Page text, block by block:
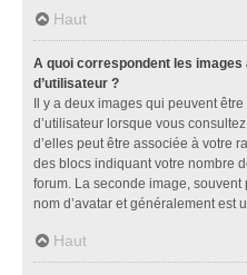
Haut
A quoi correspondent les images
d’utilisateur ?
Il y a deux images qui peuvent
d’utilisateur lorsque vous
d’elles peut être associée à votre
des blocs indiquant votre nombre
forum. La seconde image,
nom d’avatar et généralement est
Haut